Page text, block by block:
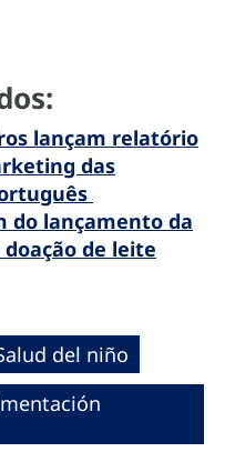
lançam relatório
das
do lançamento da
de leite
del niño